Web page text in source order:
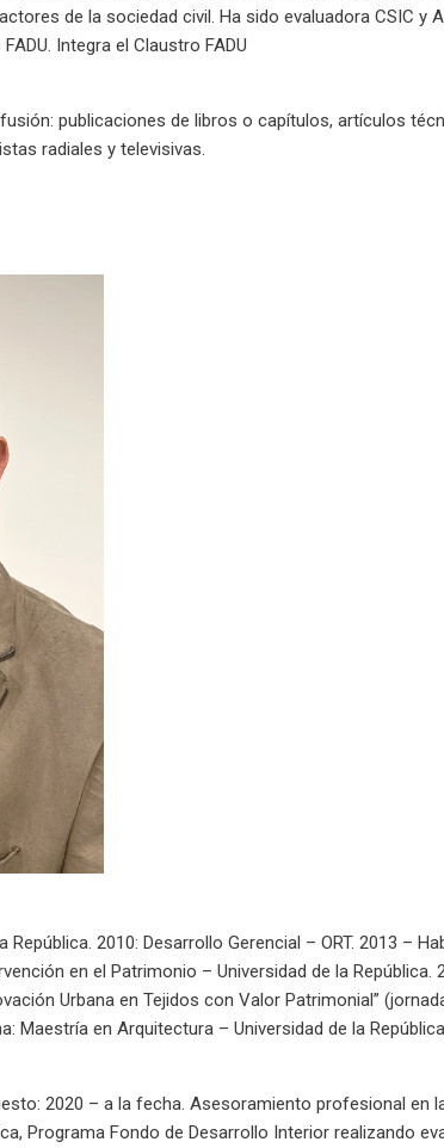
de la sociedad civil. Ha sido evaluadora CSIC y
Integra el Claustro FADU
publicaciones de libros o capítulos, artículos
radiales y televisivas.
República. 2010: Desarrollo Gerencial – ORT. 2013 –
en el Patrimonio – Universidad de la República.
Urbana en Tejidos con Valor Patrimonial”
Maestría en Arquitectura – Universidad de la
2020 – a la fecha. Asesoramiento profesional en
Programa Fondo de Desarrollo Interior realizando